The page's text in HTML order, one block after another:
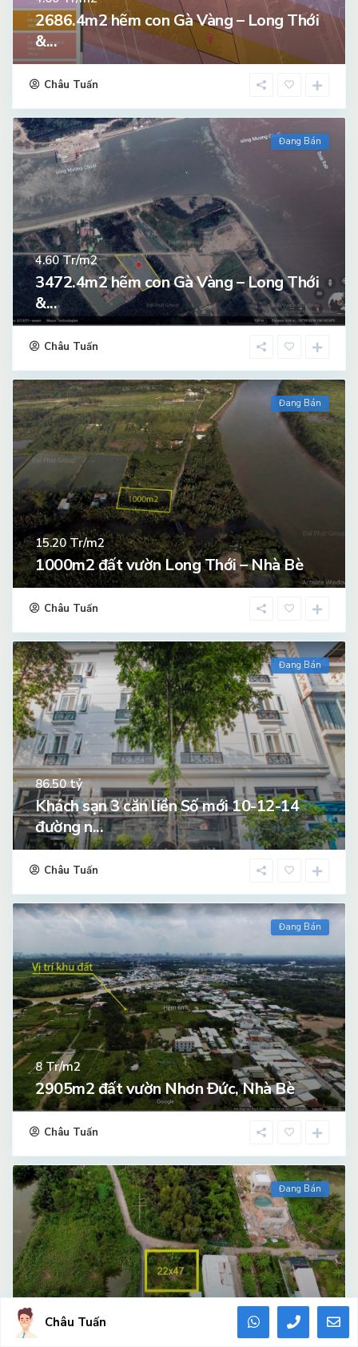
2686.4m2 hẽm con Gà Vàng – Long Thới
&...
Châu Tuấn
Đang Bán
4.60Tr/m2
3472.4m2 hẽm con Gà Vàng – Long Thới
&...
Châu Tuấn
Đang Bán
15.20Tr/m2
1000m2 đất vườn Long Thới – Nhà Bè
Châu Tuấn
Đang Bán
86.50tỷ
Khách sạn 3 căn liền Số mới 10-12-14
đường n...
Châu Tuấn
Đang Bán
8 Tr/m2
2905m2 đất vườn Nhơn Đức, Nhà Bè
Châu Tuấn
Đang Bán
Tr/m2
Châu Tuấn